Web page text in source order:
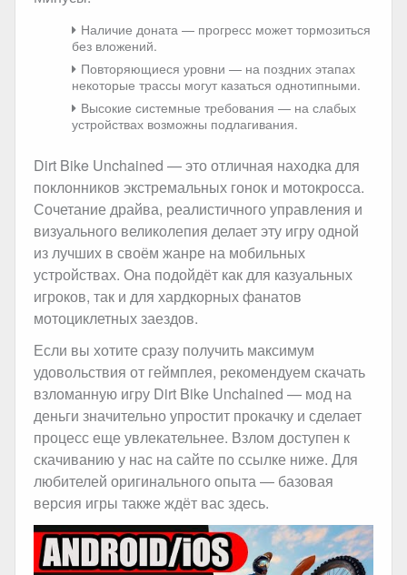
Наличие доната — прогресс может тормозиться
без вложений.
Повторяющиеся уровни — на поздних этапах
некоторые трассы могут казаться однотипными.
Высокие системные требования — на слабых
устройствах возможны подлагивания.
Dirt Bike Unchained — это отличная находка для
поклонников экстремальных гонок и мотокросса.
Сочетание драйва, реалистичного управления и
визуального великолепия делает эту игру одной
из лучших в своём жанре на мобильных
устройствах. Она подойдёт как для казуальных
игроков, так и для хардкорных фанатов
мотоциклетных заездов.
Если вы хотите сразу получить максимум
удовольствия от геймплея, рекомендуем скачать
взломанную игру Dirt Bike Unchained — мод на
деньги значительно упростит прокачку и сделает
процесс еще увлекательнее. Взлом доступен к
скачиванию у нас на сайте по ссылке ниже. Для
любителей оригинального опыта — базовая
версия игры также ждёт вас здесь.